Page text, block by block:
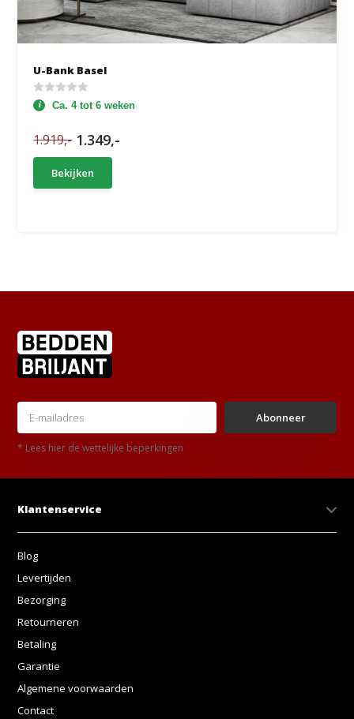
U-Bank Basel
Ca. 4 tot 6 weken
1.919,- 1.349,-
Bekijken
Abonneer
* Lees hier de wettelijke beperkingen
Klantenservice
Blog
Levertijden
Bezorging
Retourneren
Betaling
Garantie
Algemene voorwaarden
Contact